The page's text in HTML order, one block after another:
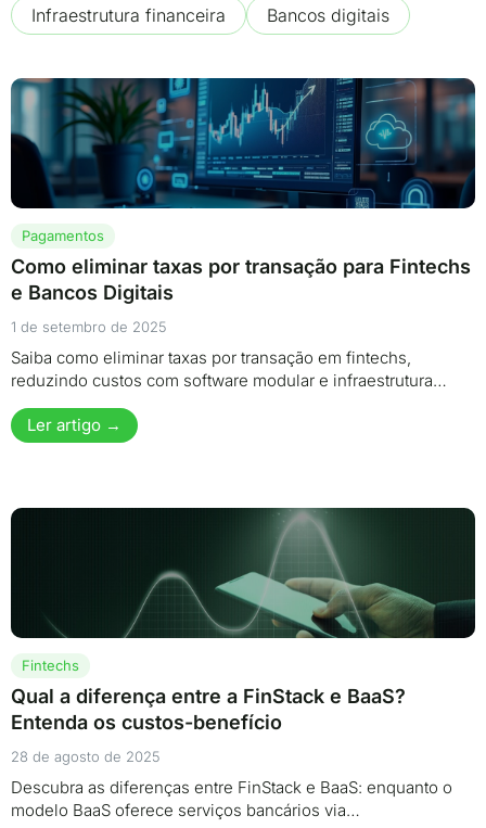
Infraestrutura financeira
Bancos digitais
Pagamentos
Como eliminar taxas por transação para Fintechs
e Bancos Digitais
1 de setembro de 2025
Saiba como eliminar taxas por transação em fintechs,
reduzindo custos com software modular e infraestrutura…
Ler artigo →
Fintechs
Qual a diferença entre a FinStack e BaaS?
Entenda os custos-benefício
28 de agosto de 2025
Descubra as diferenças entre FinStack e BaaS: enquanto o
modelo BaaS oferece serviços bancários via…